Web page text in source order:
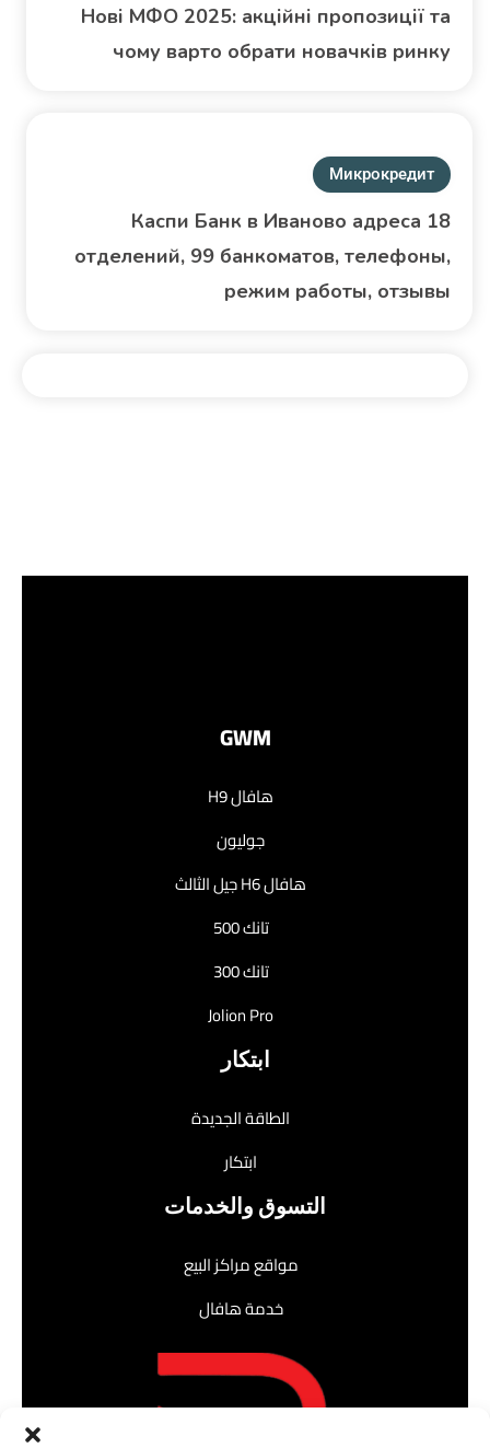
Нові МФО 2025: акційні пропозиції та
чому варто обрати новачків ринку
Микрокредит
Каспи Банк в Иваново адреса 18
отделений, 99 банкоматов, телефоны,
режим работы, отзывы
GWM
هافال H9
جوليون
هافال H6 جيل الثالث
تانك 500
تانك 300
Jolion Pro
ابتكار
الطاقة الجديدة
ابتكار
التسوق والخدمات
مواقع مراكز البيع
خدمة هافال